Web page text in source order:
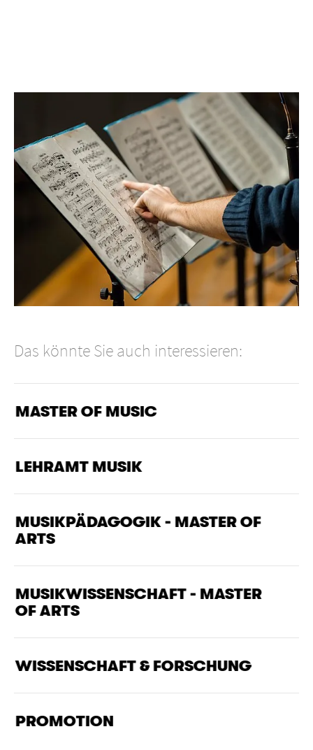
Das könnte Sie auch interessieren:
MASTER OF MUSIC
LEHRAMT MUSIK
MUSIK­PÄDAGOGIK - MASTER OF
ARTS
MUSIK­WISSENSCHAFT - MASTER
OF ARTS
WISSENSCHAFT & FORSCHUNG
PROMOTION